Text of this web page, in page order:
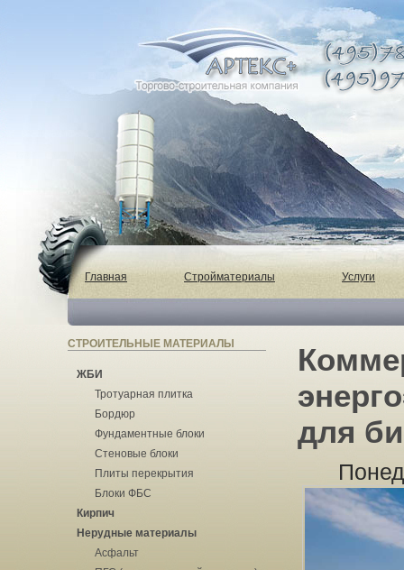
Главная Стройматериалы Услуги
СТРОИТЕЛЬНЫЕ МАТЕРИАЛЫ
ЖБИ
Тротуарная плитка
Бордюр
Фундаментные блоки
Стеновые блоки
Плиты перекрытия
Блоки ФБС
Кирпич
Нерудные материалы
Асфальт
для